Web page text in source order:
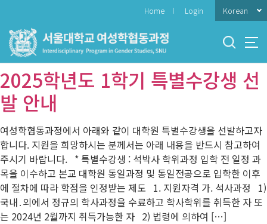
메
뉴
Home Login Korean
2025학년도 1학기 특별수강생 선
발 안내
여성학협동과정에서 아래와 같이 대학원 특별수강생을 선발하고자
합니다. 지원을 희망하시는 분께서는 아래 내용을 반드시 참고하여
주시기 바랍니다. * 특별수강생 : 석박사 학위과정 입학 전 일정 과
목을 이수하고 본교 대학원 동일과정 및 동일전공으로 입학한 이후
에 절차에 따라 학점을 인정받는 제도 1. 지원자격 가. 석사과정 1)
국내․외에서 정규의 학사과정을 수료하고 학사학위를 취득한 자 또
는 2024년 2월까지 취득가능한 자 2) 법령에 의하여 […]